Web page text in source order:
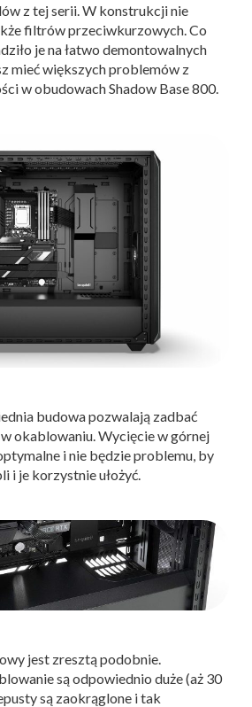
z tej serii. W konstrukcji nie
filtrów przeciwkurzowych. Co
je na łatwo demontowalnych
mieć większych problemów z
w obudowach Shadow Base 800.
budowa pozwalają zadbać
okablowaniu. Wycięcie w górnej
i nie będzie problemu, by
i je korzystnie ułożyć.
jest zresztą podobnie.
są odpowiednio duże (aż 30
są zaokrąglone i tak